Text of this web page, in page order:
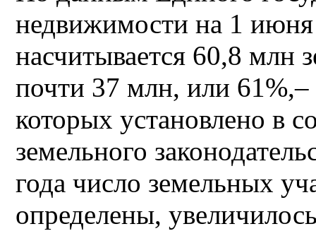
недвижимости на 1 июня
насчитывается 60,8 млн
почти 37 млн, или
которых установлено в
земельного
года число земельных
определены,